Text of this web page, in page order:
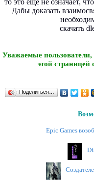
то это еще не означает,
Дабы доказать
скачать
Уважаемые
этой страницей
Поделиться…
Epic Games